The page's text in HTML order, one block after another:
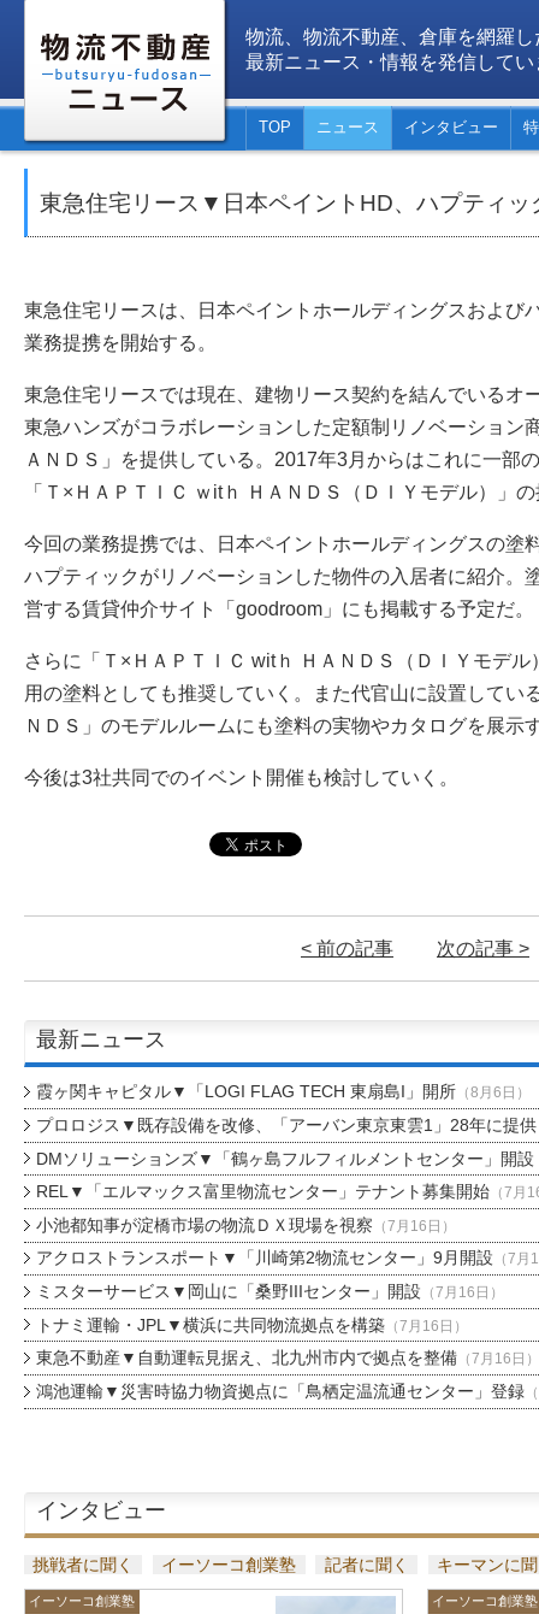
物流、物流不動産、倉庫を網羅し
最新ニュース・情報を発信してい
TOP ニュース インタビュー
東急住宅リース▼日本ペイントHD、ハプティ
東急住宅リースは、日本ペイントホールディングスおよび
業務提携を開始する。
東急住宅リースでは現在、建物リース契約を結んでいるオ
東急ハンズがコラボレーションした定額制リノベーション
ＡＮＤＳ」を提供している。2017年3月からはこれに一部
「Ｔ×ＨＡＰＴＩＣ ｗitｈ ＨＡＮＤＳ（ＤＩＹモデル）」
今回の業務提携では、日本ペイントホールディングスの塗
ハプティックがリノベーションした物件の入居者に紹介。
営する賃貸仲介サイト「goodroom」にも掲載する予定だ。
さらに「Ｔ×ＨＡＰＴＩＣ witｈ ＨＡＮＤＳ（ＤＩＹモデ
用の塗料としても推奨していく。また代官山に設置してい
ＮＤＳ」のモデルルームにも塗料の実物やカタログを展示
今後は3社共同でのイベント開催も検討していく。
< 前の記事 次の記事 >
最新ニュース
霞ヶ関キャピタル▼「LOGI FLAG TECH 東扇島I」開所（8月6日）
プロロジス▼既存設備を改修、「アーバン東京東雲1」28年に提供
DMソリューションズ▼「鶴ヶ島フルフィルメントセンター」開設
REL▼「エルマックス富里物流センター」テナント募集開始（7月
小池都知事が淀橋市場の物流ＤＸ現場を視察 （7月16日）
アクロストランスポート▼「川崎第2物流センター」9月開設 （7月
ミスターサービス▼岡山に「桑野IIIセンター」開設 （7月16日）
トナミ運輸・JPL▼横浜に共同物流拠点を構築（7月16日）
東急不動産▼自動運転見据え、北九州市内で拠点を整備（7月16日）
鴻池運輸▼災害時協力物資拠点に「鳥栖定温流通センター」登録
インタビュー
挑戦者に聞く イーソーコ創業塾 記者に聞く キーマンに
イーソーコ創業塾 イーソーコ創業塾